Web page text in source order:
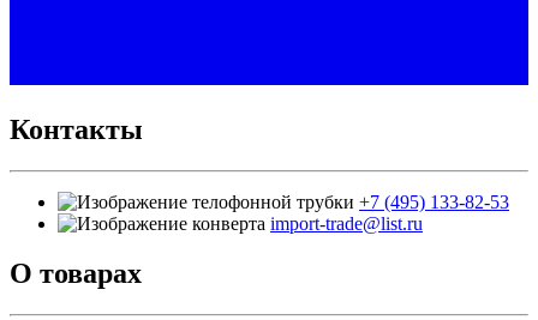
Контакты
+7 (495) 133-82-53
import-trade@list.ru
О товарах